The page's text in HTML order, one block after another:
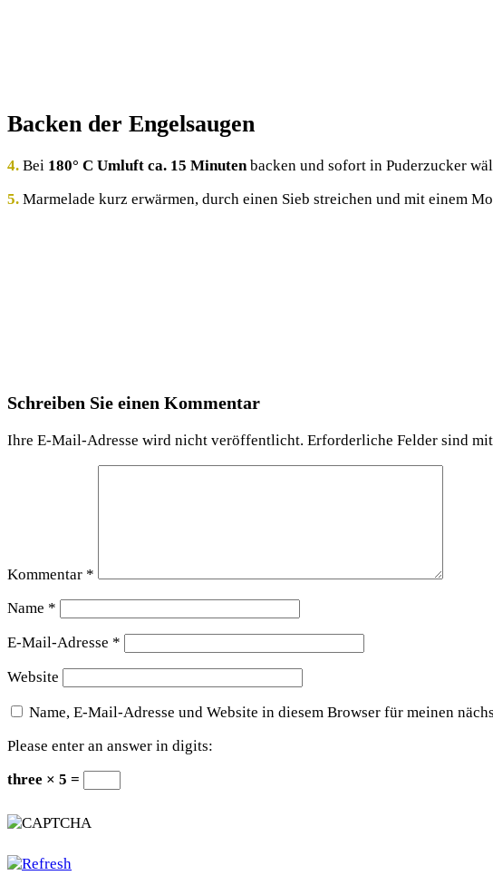
Backen der Engelsaugen
4. Bei 180° C Umluft ca. 15 Minutenbacken und sofort in Puderzucker
5. Marmelade kurz erwärmen, durch einen Sieb streichen und mit einem
Schreiben Sie einen Kommentar
Ihre E-Mail-Adresse wird nicht veröffentlicht. Erforderliche Felder sind mit
Kommentar *
Name *
E-Mail-Adresse *
Website
Name, E-Mail-Adresse und Website in diesem Browser für meinen
Please enter an answer in digits:
three × 5 =